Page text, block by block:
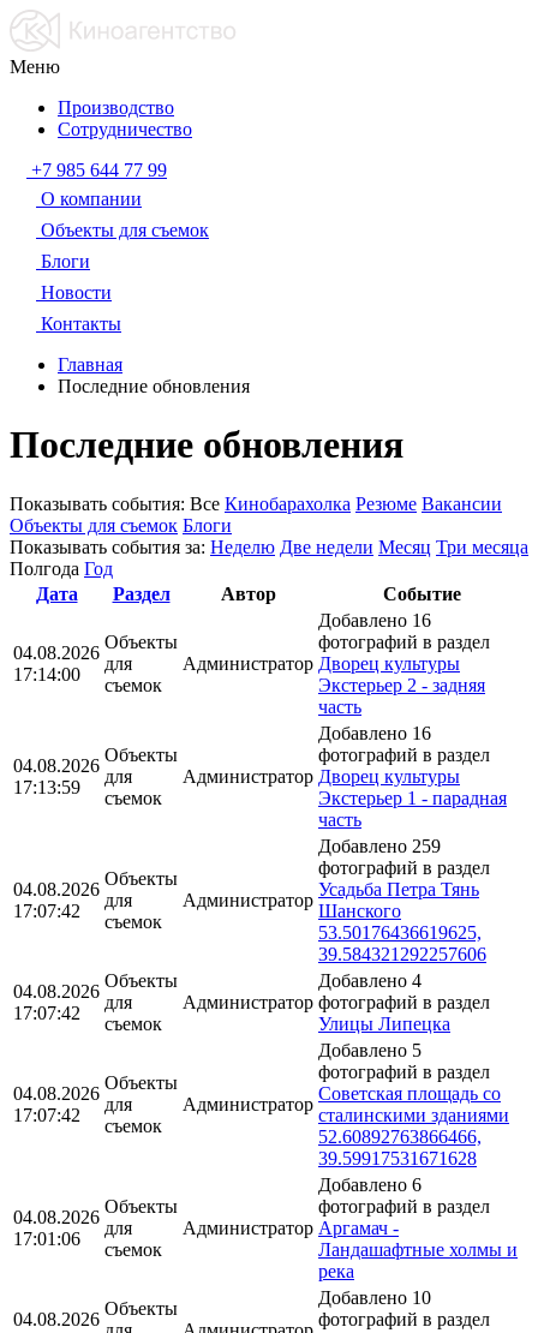
Меню
Производство
Сотрудничество
+7 985 644 77 99
О компании
Объекты для съемок
Блоги
Новости
Контакты
Главная
Последние обновления
Последние обновления
Показывать события: Все Кинобарахолка Резюме Вакансии
Объекты для съемок Блоги
Показывать события за: Неделю Две недели Месяц Три месяца
Полгода Год
Дата
Раздел Автор Событие
04.08.2026
17:14:00
Объекты
для
съемок
Администратор
Добавлено 16
фотографий в раздел
Дворец культуры
Экстерьер 2 - задняя
часть
04.08.2026
17:13:59
Объекты
для
съемок
Администратор
Добавлено 16
фотографий в раздел
Дворец культуры
Экстерьер 1 - парадная
часть
04.08.2026
17:07:42
Объекты
для
съемок
Администратор
Добавлено 259
фотографий в раздел
Усадьба Петра Тянь
Шанского
53.50176436619625,
39.584321292257606
04.08.2026
17:07:42
Объекты
для
съемок
Администратор
Добавлено 4
фотографий в раздел
Улицы Липецка
04.08.2026
17:07:42
Объекты
для
съемок
Администратор
Добавлено 5
фотографий в раздел
Советская площадь со
сталинскими зданиями
52.60892763866466,
39.59917531671628
04.08.2026
17:01:06
Объекты
для
съемок
Администратор
Добавлено 6
фотографий в раздел
Аргамач -
Ландашафтные холмы и
река
04.08.2026
Объекты
Добавлено 10
фотографий в раздел